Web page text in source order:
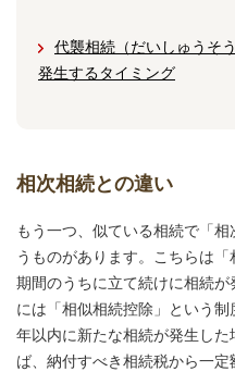
代襲相続（だいしゅうそ
発生するタイミング
相次相続との違い
もう一つ、似ている相続で「
うものがあります。こちらは
期間のうちに立て続けに相続
には「相似相続控除」という
年以内に新たな相続が発生し
ば、納付すべき相続税から一定